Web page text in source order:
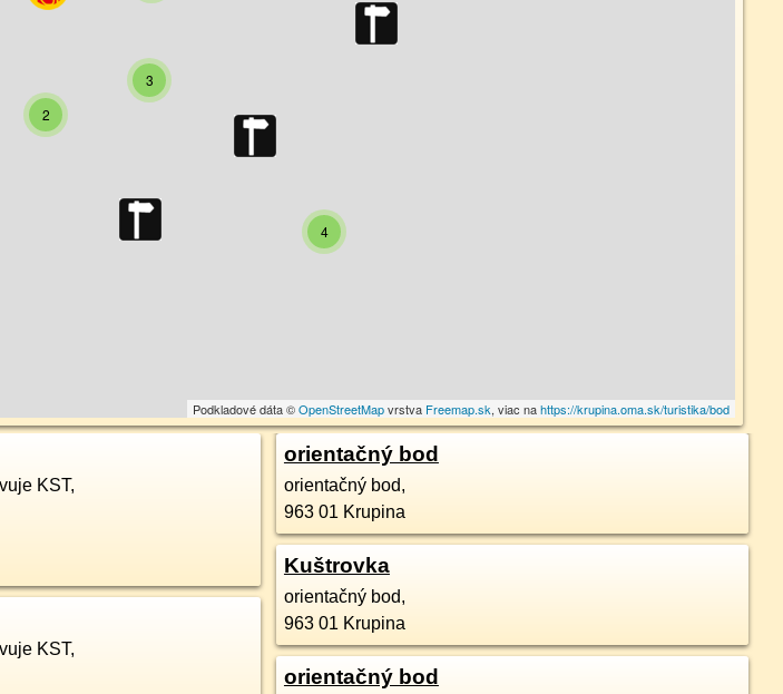
2
3
4
Podkladové dáta ©OpenStreetMapvrstva Freemap.sk, viac nahttps://krupina.oma.sk/turistika/bod
KST,
KST,
orientačný bod
orientačný bod,
963 01 Krupina
Kuštrovka
orientačný bod,
963 01 Krupina
orientačný bod